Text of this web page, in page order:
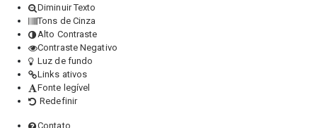
Diminuir Texto
Tons de Cinza
Alto Contraste
Contraste Negativo
Luz de fundo
Links ativos
Fonte legível
Redefinir
Contato